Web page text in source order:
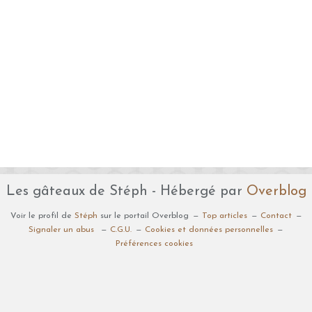
Les gâteaux de Stéph - Hébergé par Overblog
Voir le profil de Stéph sur le portail Overblog Top articles
Contact
Signaler un abus
C.G.U.
Cookies et données personnelles
Préférences cookies